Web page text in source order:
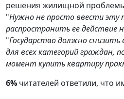
решения жилищной
"Нужно не просто ввести эту
распространить ее действие
"Государство должно
для всех категорий граждан,
момент купить квартиру
6% читателей ответили, что